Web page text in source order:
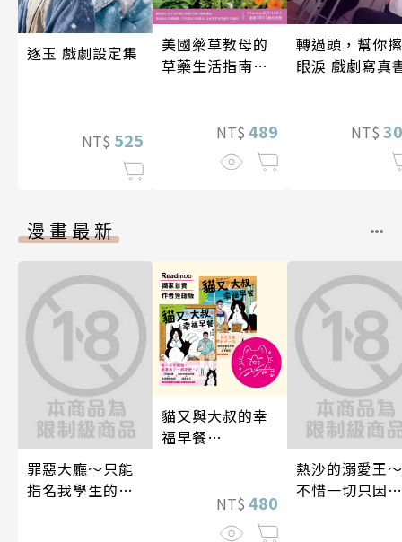
逐玉 戲劇設定集
NT$ 525
美國藥草教母的
草藥生活指南
NT$ 489
轉過頭，幫你擦
眼淚 戲劇寫真
NT$
漫畫最新
罪惡大廳～只能
指名我學生的店
貓又與大叔的幸
福早餐
NT$ 480
熱沙的溺愛王～
不惜一切只因愛